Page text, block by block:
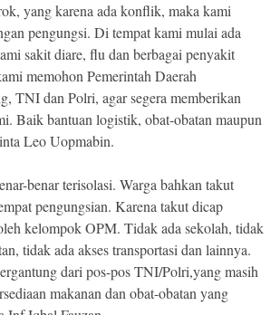
yang karena ada konflik, maka kami
pengungsi. Di tempat kami mulai ada
sakit diare, flu dan berbagai penyakit
memohon Pemerintah Daerah
TNI dan Polri, agar segera memberikan
Baik bantuan logistik, obat-obatan maupun
Leo Uopmabin.
benar terisolasi. Warga bahkan takut
pengungsian. Karena takut dicap
kelompok OPM. Tidak ada sekolah, tidak
tidak ada akses transportasi dan lainnya.
dari pos-pos TNI/Polri,yang masih
makanan dan obat-obatan yang